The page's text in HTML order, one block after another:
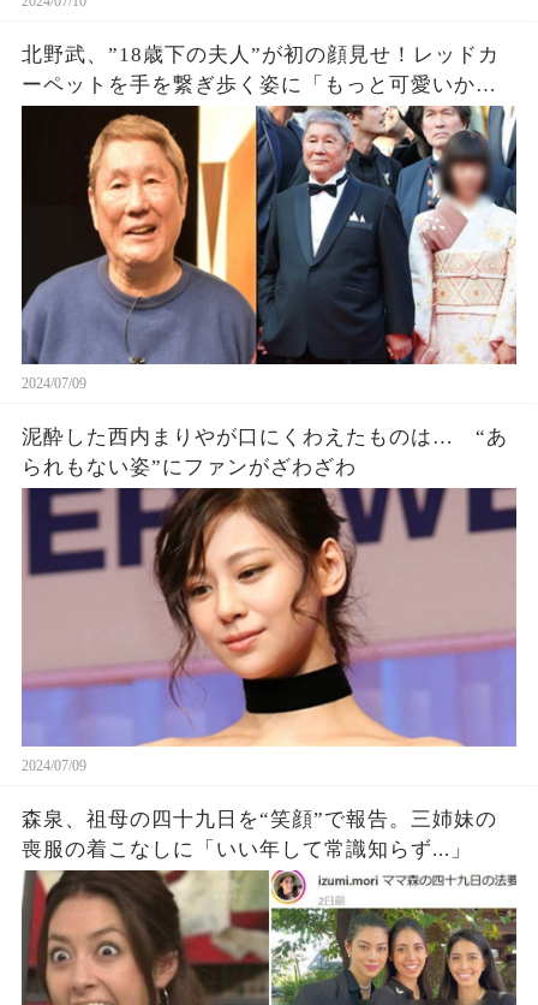
北野武、”18歳下の夫人”が初の顔見せ！レッドカ
ーペットを手を繋ぎ歩く姿に「もっと可愛いか
と」 「着物着慣れてない？」
2024/07/09
泥酔した西内まりやが口にくわえたものは… “あ
られもない姿”にファンがざわざわ
2024/07/09
森泉、祖母の四十九日を“笑顔”で報告。三姉妹の
喪服の着こなしに「いい年して常識知らず...」